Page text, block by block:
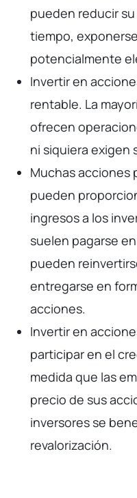
pueden reducir
tiempo,
potencialmente
Invertir en
rentable. La
ofrecen
ni siquiera exigen
Muchas acciones
pueden
ingresos a los
suelen pagarse
pueden
entregarse en
acciones.
Invertir en
participar en el
medida que las
precio de sus
inversores se
revalorización.